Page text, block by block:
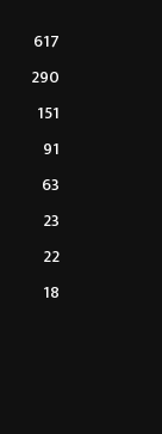
617
290
151
91
63
23
22
18